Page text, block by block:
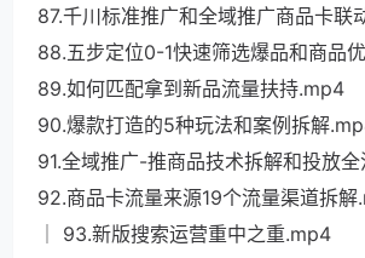
87.千川标准推广和全域推广商品卡联
88.五步定位0-1快速筛选爆品和商品
89.如何匹配拿到新品流量扶持.mp4
90.爆款打造的5种玩法和案例拆解
91.全域推广-推商品技术拆解和投放
92.商品卡流量来源19个流量渠道拆
│ 93.新版搜索运营重中之重.mp4